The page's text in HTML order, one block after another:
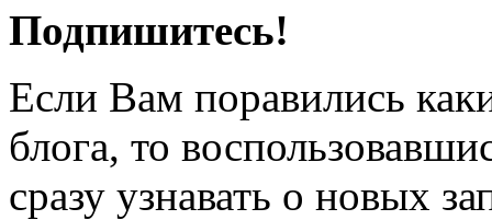
Подпишитесь!
Если Вам поравились
блога, то
сразу узнавать о новых